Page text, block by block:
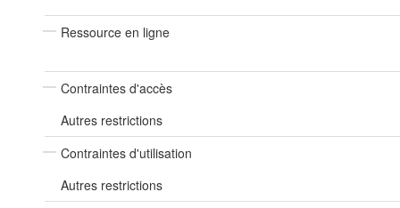
Ressource en ligne
Contraintes d'accès
Autres restrictions
Contraintes d'utilisation
Autres restrictions